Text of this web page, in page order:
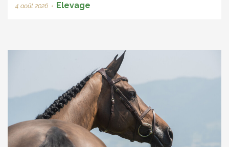
4 août 2026 • Elevage